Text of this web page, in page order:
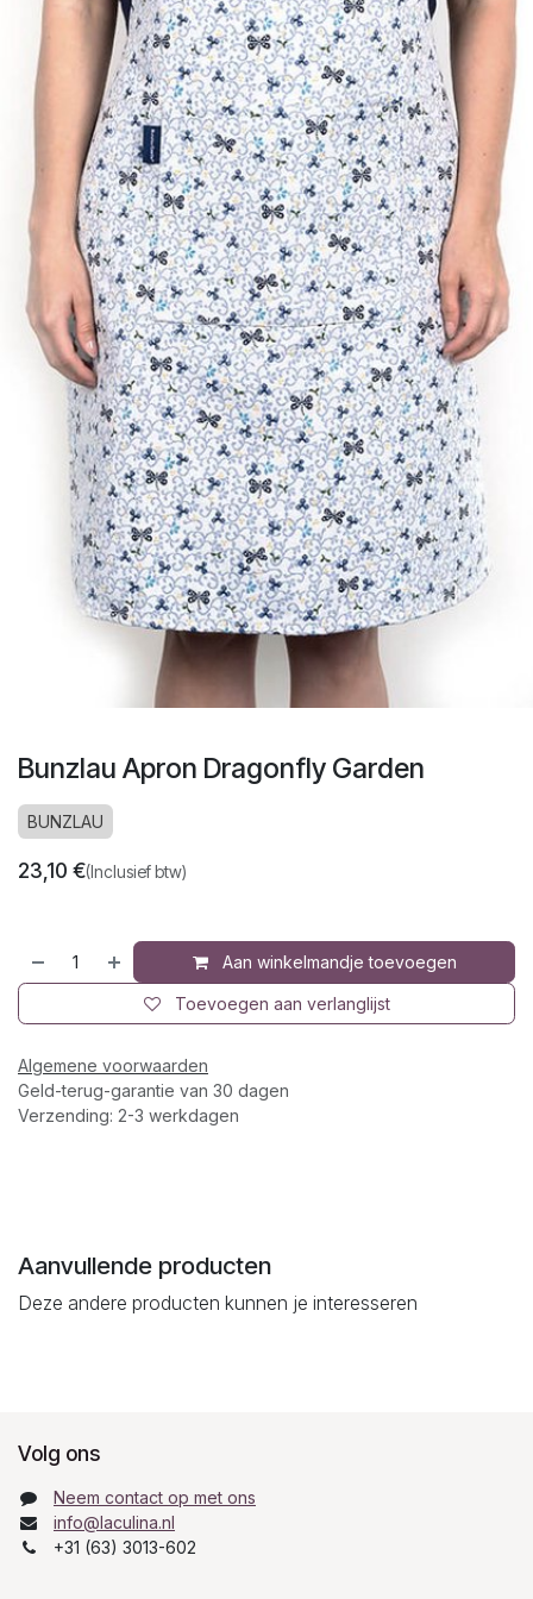
Bunzlau Apron Dragonfly Garden
BUNZLAU
23,10 €(Inclusief btw)
Aan winkelmandje toevoegen
Toevoegen aan verlanglijst
Algemene voorwaarden
Geld-terug-garantie van 30 dagen
Verzending: 2-3 werkdagen
Aanvullende producten
Deze andere producten kunnen je interesseren
Volg ons
Neem contact op met ons
info@laculina.nl
+31 (63) 3013-602